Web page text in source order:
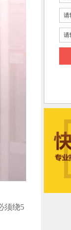
须绕5